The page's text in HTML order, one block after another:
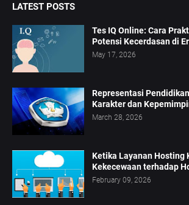
LATEST POSTS
Tes IQ Online: Cara
Potensi Kecerdasan di
May 17, 2026
Representasi
Karakter dan
March 28, 2026
Ketika Layanan Hosting
Kekecewaan terhadap
February 09, 2026